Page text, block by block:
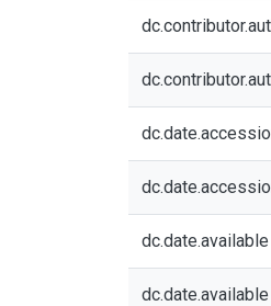
dc.date.available
dc.date.available